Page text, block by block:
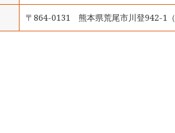
〒864-0131 熊本県荒尾市川登942-1（